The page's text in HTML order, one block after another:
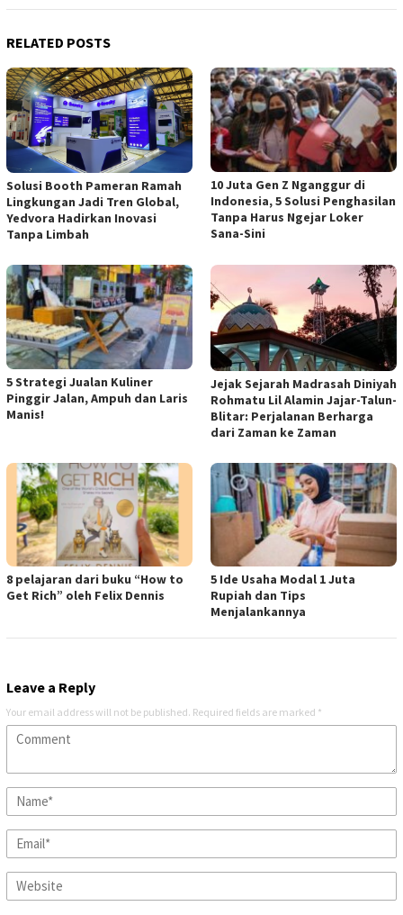
RELATED POSTS
Solusi Booth Pameran Ramah
Lingkungan Jadi Tren Global,
Yedvora Hadirkan Inovasi
Tanpa Limbah
10 Juta Gen Z Nganggur di
Indonesia, 5 Solusi Penghasilan
Tanpa Harus Ngejar Loker
Sana-Sini
5 Strategi Jualan Kuliner
Pinggir Jalan, Ampuh dan Laris
Manis!
Jejak Sejarah Madrasah Diniyah
Rohmatu Lil Alamin Jajar-Talun-
Blitar: Perjalanan Berharga
dari Zaman ke Zaman
8 pelajaran dari buku “How to
Get Rich” oleh Felix Dennis
5 Ide Usaha Modal 1 Juta
Rupiah dan Tips
Menjalankannya
Leave a Reply
Your email address will not be published. Required fields are marked *